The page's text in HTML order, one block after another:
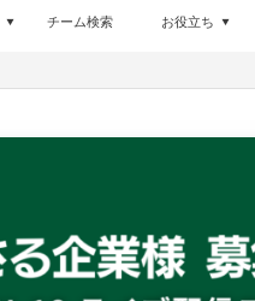
チーム検索 お役立ち